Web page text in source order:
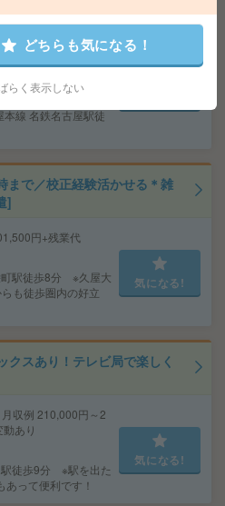
例】303,750円～ ■
スあり
古屋地下鉄東山
線 名鉄名古屋駅徒
まで／校正経験活かせる＊雑
]
円+残業代
町駅徒歩8分 ※久屋大
も徒歩圏内の好立
気になる!
クスあり！テレビ局で楽しく
収例 210,000円～2
あり
徒歩9分 ※駅を出た
って便利です！
気になる!
どちらも気になる！
らく表示しない